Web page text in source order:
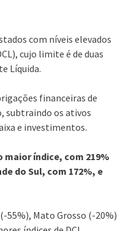
com níveis elevados
cujo limite é de duas
Líquida.
financeiras de
subtraindo os ativos
e investimentos.
maior índice, com 219%
do Sul, com 172%, e
Mato Grosso (-20%)